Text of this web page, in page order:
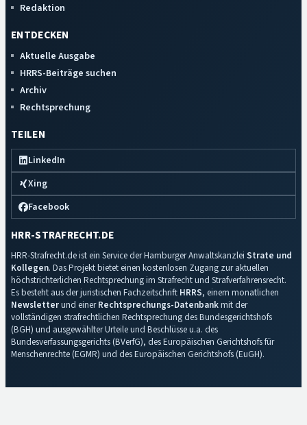
Redaktion
ENTDECKEN
Aktuelle Ausgabe
HRRS-Beiträge suchen
Archiv
Rechtsprechung
TEILEN
LinkedIn
Xing
Facebook
HRR-STRAFRECHT.DE
HRR-Strafrecht.de ist ein Service der Hamburger Anwaltskanzlei Strate und
Kollegen. Das Projekt bietet einen kostenlosen Zugang zur aktuellen
höchstrichterlichen Rechtsprechung im Strafrecht und Strafverfahrensrecht.
Es besteht aus der juristischen Fachzeitschrift HRRS, einem monatlichen
Newsletterund einerRechtsprechungs-Datenbankmit der
vollständigen strafrechtlichen Rechtsprechung des Bundesgerichtshofs
(BGH) und ausgewählter Urteile und Beschlüsse u.a. des
Bundesverfassungsgerichts (BVerfG), des Europäischen Gerichtshofs für
Menschenrechte (EGMR) und des Europäischen Gerichtshofs (EuGH).